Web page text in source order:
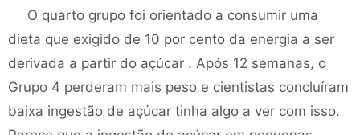
O quarto grupo foi orientado a consumir uma
dieta que exigido de 10 por cento da energia a ser
derivada a partir do açúcar . Após 12 semanas, o
Grupo 4 perderam mais peso e cientistas concluíram
baixa ingestão de açúcar tinha algo a ver com isso.